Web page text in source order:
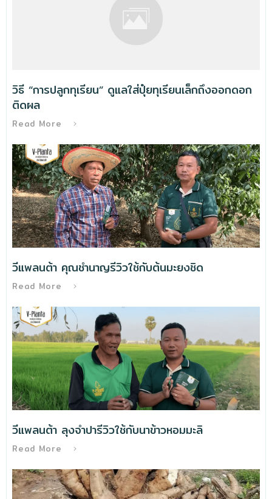
วิธี “การปลูกทุเรียน” ดูแลใส่ปุ๋ยทุเรียนเล็กถึงออกดอก
ติดผล
Read More
วีแพลนต้า คุณชำนาญรีวิวใช้กับต้นมะยงชิด
Read More
วีแพลนต้า ลุงจำปารีวิวใช้กับนาข้าวหอมมะลิ
Read More